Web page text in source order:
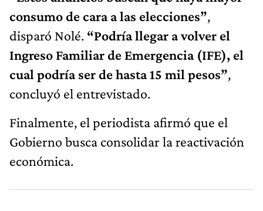
consumo de cara a las elecciones”,
disparó Nolé. “Podría llegar a volver el
Ingreso Familiar de Emergencia (IFE), el
cual podría ser de hasta 15 mil pesos”,
concluyó el entrevistado.
Finalmente, el periodista afirmó que el
Gobierno busca consolidar la reactivación
económica.